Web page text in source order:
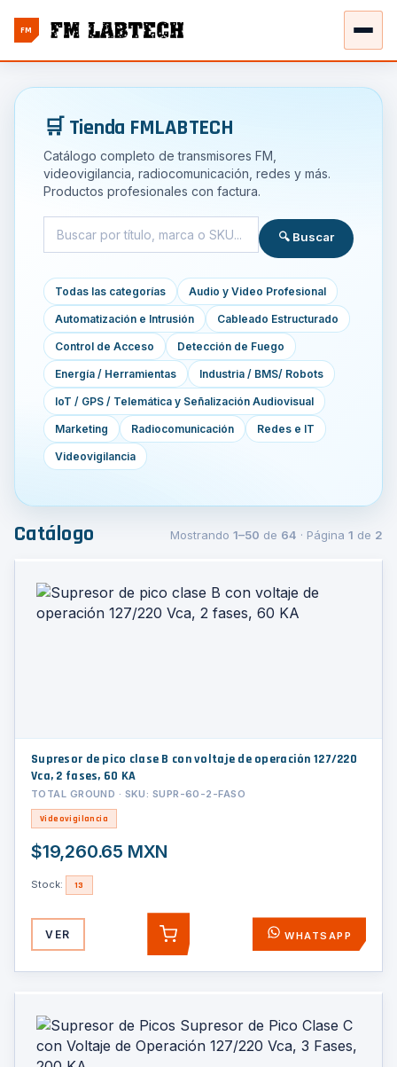
FM
🛒 Tienda FMLABTECH
Catálogo completo de transmisores FM,
videovigilancia, radiocomunicación, redes y más.
Productos profesionales con factura.
🔍 Buscar
Todas las categorías Audio y Video Profesional
Automatización e Intrusión Cableado Estructurado
Control de Acceso Detección de Fuego
Energía / Herramientas Industria / BMS/ Robots
IoT / GPS / Telemática y Señalización Audiovisual
Marketing Radiocomunicación Redes e IT
Videovigilancia
Catálogo Mostrando 1–50 de 64 · Página 1 de 2
Supresor de pico clase B con voltaje de operación 127/220
Vca, 2 fases, 60 KA
TOTAL GROUND · SKU: SUPR-60-2-FASO
Videovigilancia
$19,260.65 MXN
Stock: 13
VER AGREGAR WHATSAPP